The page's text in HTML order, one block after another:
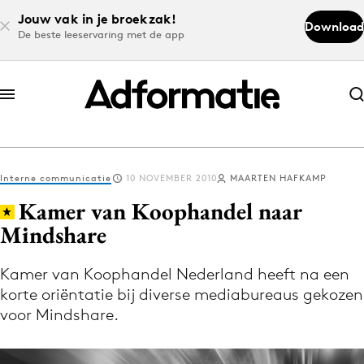
Jouw vak in je broekzak!
De beste leeservaring met de app
Download
Abonneer nu
Abonneer nu
Log in
Volg het laatste nieuws via de Adformatie
Nieuws app
Interne communicatie 10 NOVEMBER 2010 MAARTEN HAFKAMP
Kamer van Koophandel naar
Mindshare
Kamer van Koophandel Nederland heeft na een
korte oriëntatie bij diverse mediabureaus gekozen
voor Mindshare.